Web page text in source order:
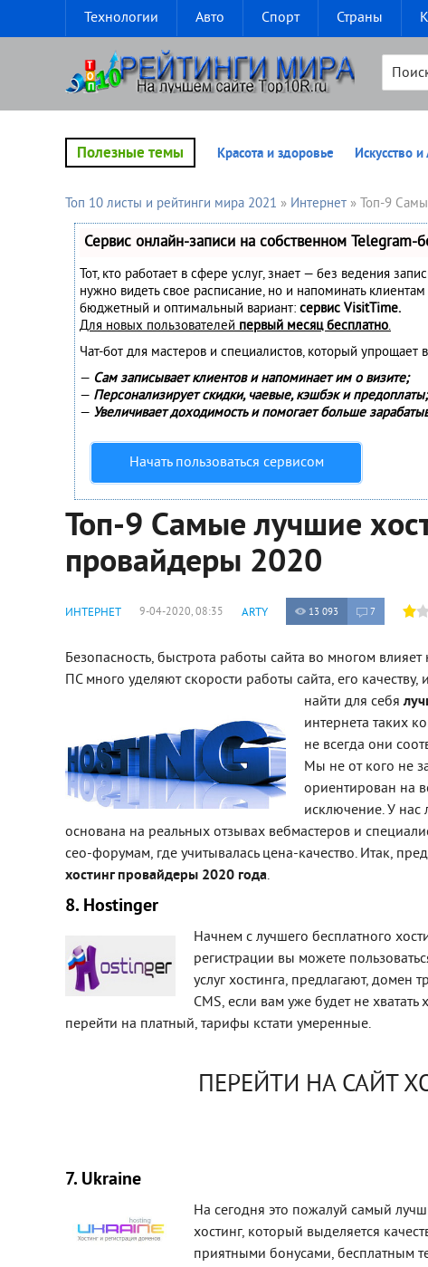
Технологии Авто Спорт Страны
Полезные темы Красота и здоровье Искусство
Топ 10 листы и рейтинги мира 2021 » Интернет » Топ-9
Сервис онлайн-записи на собственном Telegram-
Тот, кто работает в сфере услуг, знает — без ведения
нужно видеть свое расписание, но и напоминать
бюджетный и оптимальный вариант: сервис VisitTime.
Для новых пользователейпервый месяц бесплатно.
Чат-бот для мастеров и специалистов, который упрощает
— Сам записывает клиентов и напоминает им о визите;
— Персонализирует скидки, чаевые, кэшбэк и предоплаты;
— Увеличивает доходимость и помогает больше
Начать пользоваться сервисом
Топ-9 Самые лучшие
провайдеры 2020
ИНТЕРНЕТ 9-04-2020, 08:35 ARTY 13 093 7
Безопасность, быстрота работы сайта во многом
ПС много уделяют скорости работы сайта, его качеству,
найти для себя
интернета таких
не всегда они
Мы не от кого не
ориентирован на
исключение. У
основана на реальных отзывах вебмастеров и
сео-форумам, где учитывалась цена-качество. Итак,
хостинг провайдеры 2020 года.
8. Hostinger
Начнем с лучшего бесплатного
регистрации вы можете
услуг хостинга, предлагают, домен
CMS, если вам уже будет не
перейти на платный, тарифы кстати умеренные.
ПЕРЕЙТИ НА САЙТ
7. Ukraine
На сегодня это пожалуй самый
хостинг, который выделяется
приятными бонусами, бесплатным